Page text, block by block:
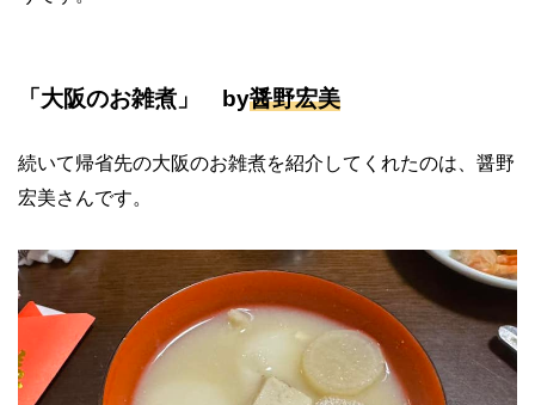
「大阪のお雑煮」 by醤野宏美
続いて帰省先の大阪のお雑煮を紹介してくれたのは、醤野
宏美さんです。